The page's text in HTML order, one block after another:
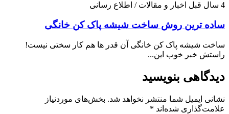
4 سال قبل اخبار و مقالات / اطلاع رسانی
ساده ترین روش ساخت شیشه پاک کن خانگی
ساخت شیشه پاک کن خانگی آن قدر ها هم کار سختی نیست!
راستش خبر خوب این...
دیدگاهی بنویسید
نشانی ایمیل شما منتشر نخواهد شد. بخش‌های موردنیاز
علامت‌گذاری شده‌اند *